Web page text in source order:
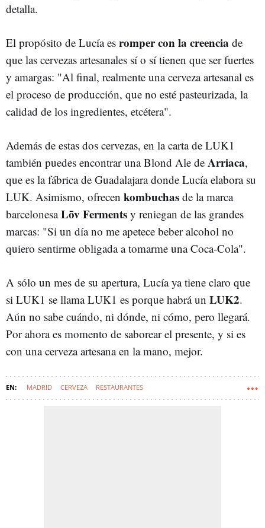
detalla.
El propósito de Lucía es romper con la creencia de
que las cervezas artesanales sí o sí tienen que ser fuertes
y amargas: "Al final, realmente una cerveza artesanal es
el proceso de producción, que no esté pasteurizada, la
calidad de los ingredientes, etcétera".
Además de estas dos cervezas, en la carta de LUK1
también puedes encontrar una Blond Ale de Arriaca,
que es la fábrica de Guadalajara donde Lucía elabora su
LUK. Asimismo, ofrecen kombuchas de la marca
barcelonesaLōv Ferments y reniegan de las grandes
marcas: "Si un día no me apetece beber alcohol no
quiero sentirme obligada a tomarme una Coca-Cola".
A sólo un mes de su apertura, Lucía ya tiene claro que
si LUK1 se llama LUK1 es porque habrá un LUK2.
Aún no sabe cuándo, ni dónde, ni cómo, pero llegará.
Por ahora es momento de saborear el presente, y si es
con una cerveza artesana en la mano, mejor.
MADRID CERVEZA RESTAURANTES